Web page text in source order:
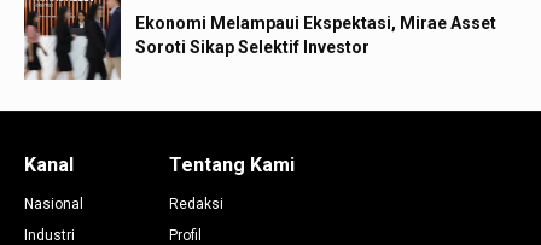
Ekonomi Melampaui Ekspektasi, Mirae Asset
Soroti Sikap Selektif Investor
Kanal
Nasional
Industri
Tentang Kami
Redaksi
Profil